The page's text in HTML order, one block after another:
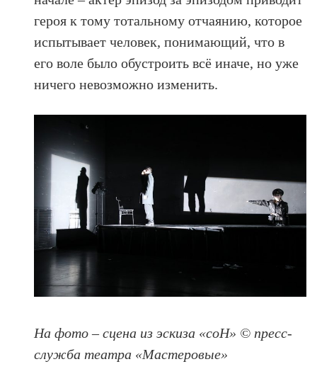
героя к тому тотальному отчаянию, которое
испытывает человек, понимающий, что в
его воле было обустроить всё иначе, но уже
ничего невозможно изменить.
На фото – сцена из эскиза «соН» © пресс-
служба театра «Мастеровые»